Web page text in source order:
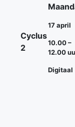
Cyclus
2
17 april
10.00 –
12.00
Digitaal